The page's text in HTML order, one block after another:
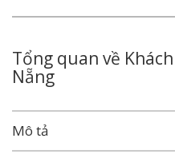
Tổng quan về
Nẵng
Mô tả